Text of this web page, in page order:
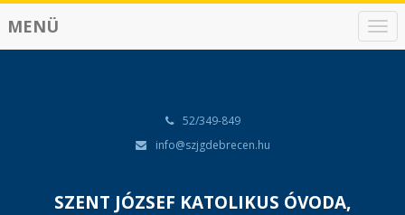
N
a
MENÜ
52/349-849
info@szjgdebrecen.hu
SZENT JÓZSEF KATOLIKUS ÓVODA,